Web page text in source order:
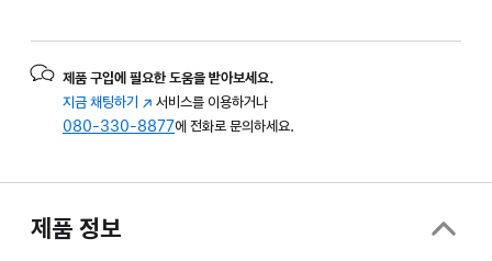
제품 구입에 필요한 도움을 받아보세요.
지금 채팅하기 (새
창에서
서비스를 이용하거나
080-330-8877에 전화로 문의하세요.
제품 정보